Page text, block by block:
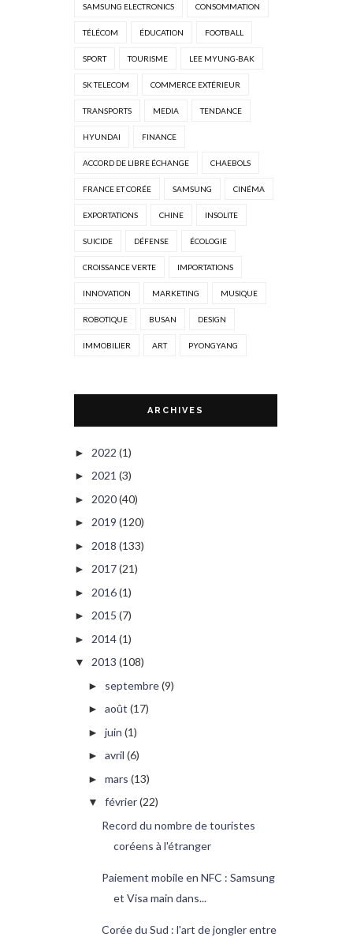
SAMSUNG ELECTRONICS CONSOMMATION
TÉLÉCOM ÉDUCATION FOOTBALL
SPORT TOURISME LEE MYUNG-BAK
SK TELECOM COMMERCE EXTÉRIEUR
TRANSPORTS MEDIA TENDANCE
HYUNDAI FINANCE
ACCORD DE LIBRE ÉCHANGE CHAEBOLS
FRANCE ET CORÉE SAMSUNG CINÉMA
EXPORTATIONS CHINE INSOLITE
SUICIDE DÉFENSE ÉCOLOGIE
CROISSANCE VERTE IMPORTATIONS
INNOVATION MARKETING MUSIQUE
ROBOTIQUE BUSAN DESIGN
IMMOBILIER ART PYONGYANG
ARCHIVES
► 2022 (1)
► 2021 (3)
► 2020(40)
► 2019 (120)
► 2018 (133)
► 2017(21)
► 2016(1)
► 2015 (7)
► 2014(1)
▼ 2013 (108)
► septembre(9)
► août (17)
► juin (1)
► avril (6)
► mars (13)
▼ février(22)
Record du nombre de touristes
coréens à l'étranger
Paiement mobile en NFC : Samsung
et Visa main dans...
Corée du Sud : l'art de jongler entre